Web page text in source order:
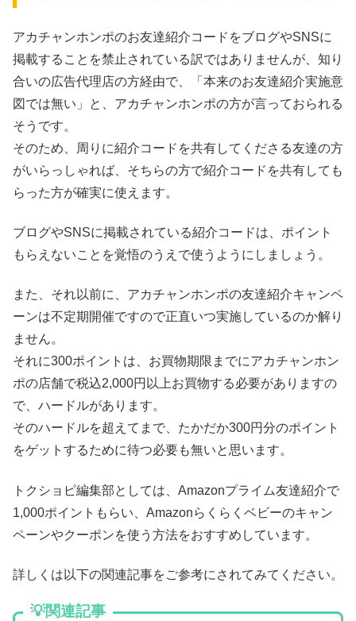
アカチャンホンポのお友達紹介コードをブログやSNSに
掲載することを禁止されている訳ではありませんが、知り
合いの広告代理店の方経由で、「本来のお友達紹介実施意
図では無い」と、アカチャンホンポの方が言っておられる
そうです。
そのため、周りに紹介コードを共有してくださる友達の方
がいらっしゃれば、そちらの方で紹介コードを共有しても
らった方が確実に使えます。
ブログやSNSに掲載されている紹介コードは、ポイント
もらえないことを覚悟のうえで使うようにしましょう。
また、それ以前に、アカチャンホンポの友達紹介キャンペ
ーンは不定期開催ですので正直いつ実施しているのか解り
ません。
それに300ポイントは、お買物期限までにアカチャンホン
ポの店舗で税込2,000円以上お買物する必要がありますの
で、ハードルがあります。
そのハードルを超えてまで、たかだか300円分のポイント
をゲットするために待つ必要も無いと思います。
トクショピ編集部としては、Amazonプライム友達紹介で
1,000ポイントもらい、Amazonらくらくベビーのキャン
ペーンやクーポンを使う方法をおすすめしています。
詳しくは以下の関連記事をご参考にされてみてください。
💡関連記事